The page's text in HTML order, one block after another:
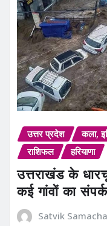
उत्तर प्रदेश कला,
राशिफल
हरियाणा
उत्तराखंड के
कई गांवों का
Satvik